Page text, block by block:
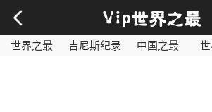
世界之最 吉尼斯纪录 中国之最